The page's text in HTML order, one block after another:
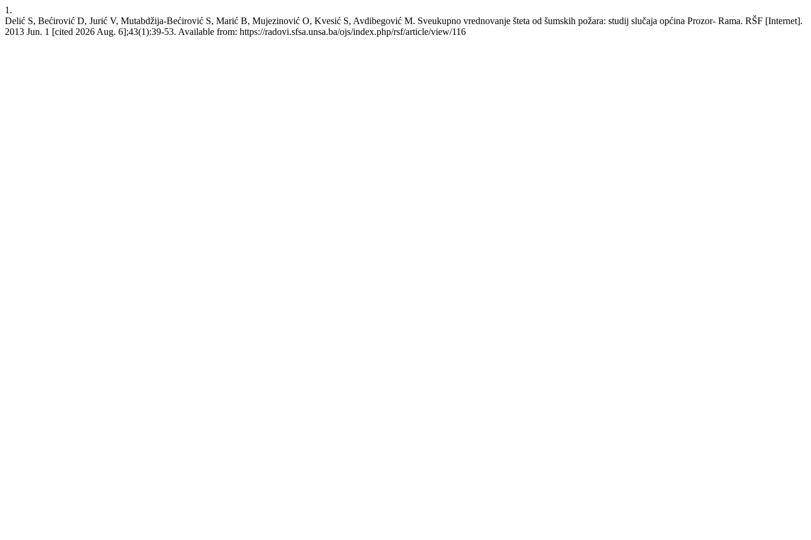
1.
Delić S, Bećirović D, Jurić V, Mutabdžija-Bećirović S, Marić B, Mujezinović O, Kvesić S, Avdibegović M. Sveukupno vrednovanje šteta od šumskih požara: studij slučaja općina Prozor- Rama. RŠF [Internet].
2013 Jun. 1 [cited 2026 Aug. 6];43(1):39-53. Available from: https://radovi.sfsa.unsa.ba/ojs/index.php/rsf/article/view/116